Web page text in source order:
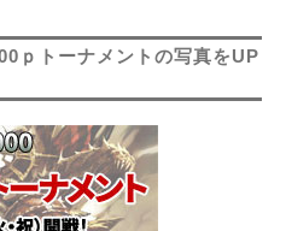
ｐトーナメントの写真をUP